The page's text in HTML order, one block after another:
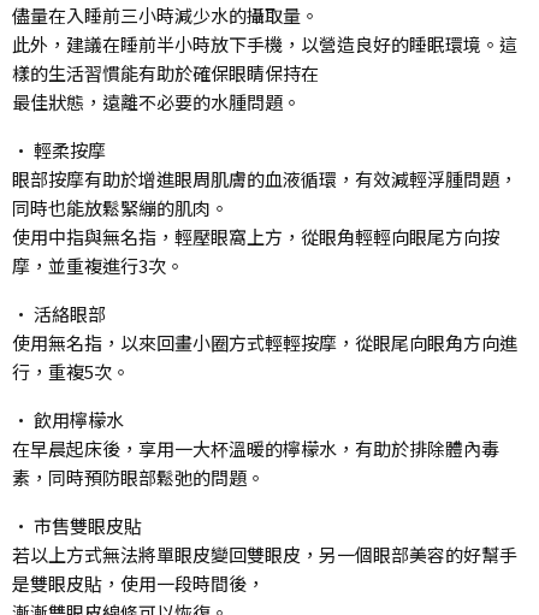
儘量在入睡前三小時減少水的攝取量。
此外，建議在睡前半小時放下手機，以營造良好的睡眠環境。這
樣的生活習慣能有助於確保眼睛保持在
最佳狀態，遠離不必要的水腫問題。
• 輕柔按摩
眼部按摩有助於增進眼周肌膚的血液循環，有效減輕浮腫問題，
同時也能放鬆緊繃的肌肉。
使用中指與無名指，輕壓眼窩上方，從眼角輕輕向眼尾方向按
摩，並重複進行3次。
• 活絡眼部
使用無名指，以來回畫小圈方式輕輕按摩，從眼尾向眼角方向進
行，重複5次。
• 飲用檸檬水
在早晨起床後，享用一大杯溫暖的檸檬水，有助於排除體內毒
素，同時預防眼部鬆弛的問題。
• 市售雙眼皮貼
若以上方式無法將單眼皮變回雙眼皮，另一個眼部美容的好幫手
是雙眼皮貼，使用一段時間後，